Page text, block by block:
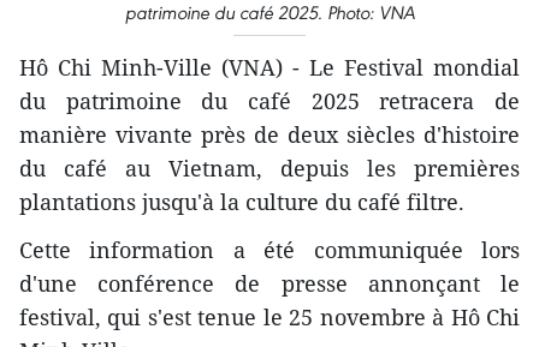
patrimoine du café 2025. Photo: VNA
Hô Chi Minh-Ville (VNA) - Le Festival mondial
du patrimoine du café 2025 retracera de
manière vivante près de deux siècles d'histoire
du café au Vietnam, depuis les premières
plantations jusqu'à la culture du café filtre.
Cette information a été communiquée lors
d'une conférence de presse annonçant le
festival, qui s'est tenue le 25 novembre à Hô Chi